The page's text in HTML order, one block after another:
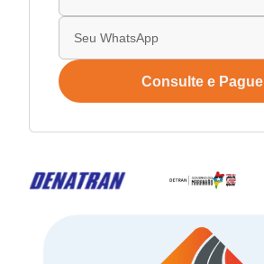
Consulte e Pague